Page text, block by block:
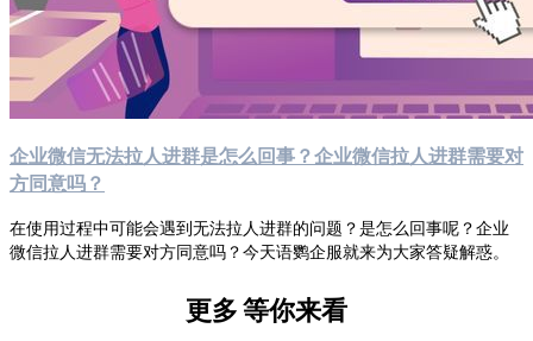
企业微信无法拉人进群是怎么回事？企业微信拉人进群需要对
方同意吗？
在使用过程中可能会遇到无法拉人进群的问题？是怎么回事呢？企业
微信拉人进群需要对方同意吗？今天语鹦企服就来为大家答疑解惑。
更多等你来看